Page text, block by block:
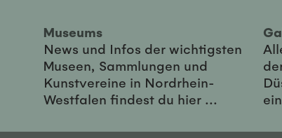
Museums
News und Infos der wichtigsten
Museen, Sammlungen und
Kunstvereine in Nordrhein-
Westfalen findest du hier ...